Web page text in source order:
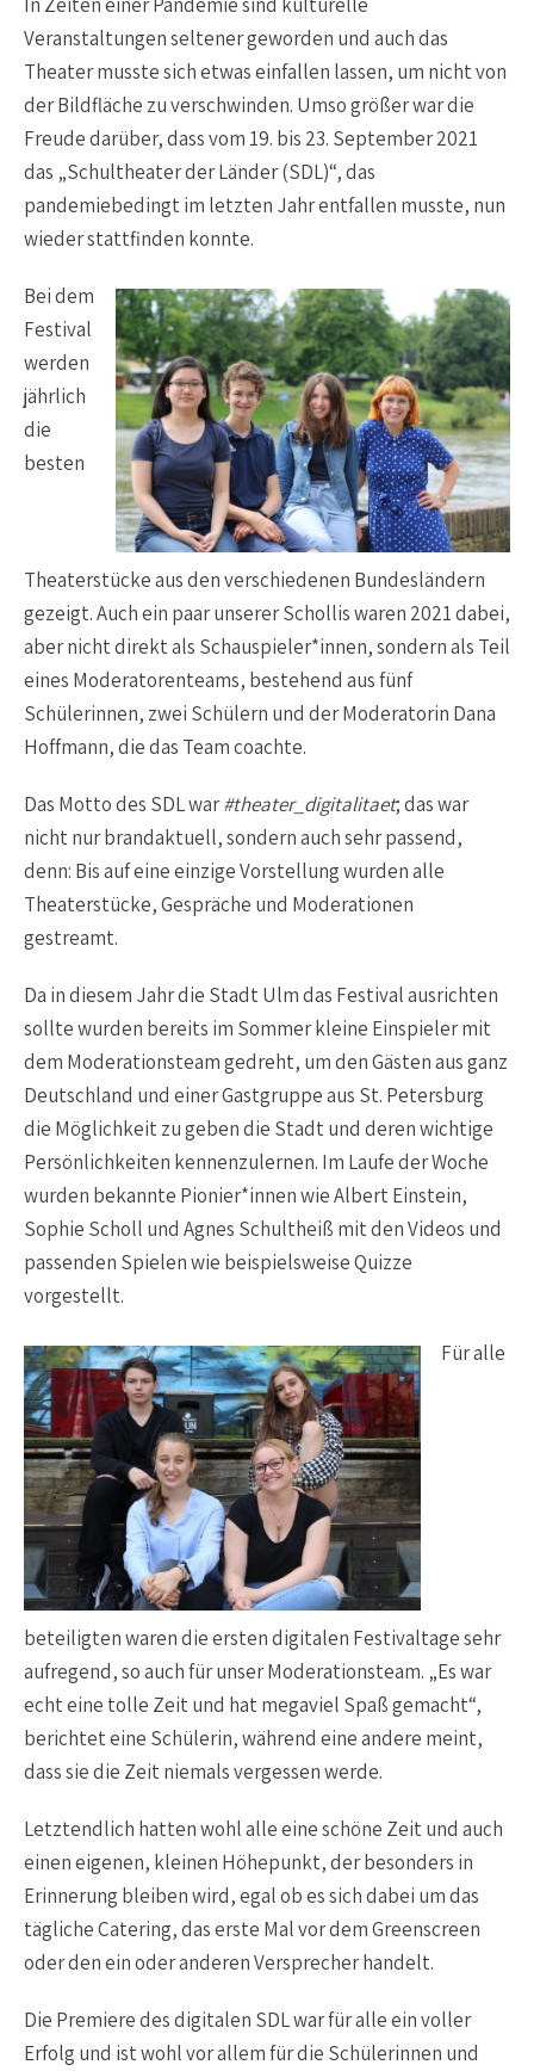
Veranstaltungen seltener geworden und auch das
Theater musste sich etwas einfallen lassen, um nicht von
der Bildfläche zu verschwinden. Umso größer war die
Freude darüber, dass vom 19. bis 23. September 2021
das „Schultheater der Länder (SDL)“, das
pandemiebedingt im letzten Jahr entfallen musste, nun
wieder stattfinden konnte.
Bei dem
Festival
werden
jährlich
die
besten
Theaterstücke aus den verschiedenen Bundesländern
gezeigt. Auch ein paar unserer Schollis waren 2021 dabei,
aber nicht direkt als Schauspieler*innen, sondern als Teil
eines Moderatorenteams, bestehend aus fünf
Schülerinnen, zwei Schülern und der Moderatorin Dana
Hoffmann, die das Team coachte.
Das Motto des SDL war#theater_digitalitaet; das war
nicht nur brandaktuell, sondern auch sehr passend,
denn: Bis auf eine einzige Vorstellung wurden alle
Theaterstücke, Gespräche und Moderationen
gestreamt.
Da in diesem Jahr die Stadt Ulm das Festival ausrichten
sollte wurden bereits im Sommer kleine Einspieler mit
dem Moderationsteam gedreht, um den Gästen aus ganz
Deutschland und einer Gastgruppe aus St. Petersburg
die Möglichkeit zu geben die Stadt und deren wichtige
Persönlichkeiten kennenzulernen. Im Laufe der Woche
wurden bekannte Pionier*innen wie Albert Einstein,
Sophie Scholl und Agnes Schultheiß mit den Videos und
passenden Spielen wie beispielsweise Quizze
vorgestellt.
Für alle
beteiligten waren die ersten digitalen Festivaltage sehr
aufregend, so auch für unser Moderationsteam. „Es war
echt eine tolle Zeit und hat megaviel Spaß gemacht“,
berichtet eine Schülerin, während eine andere meint,
dass sie die Zeit niemals vergessen werde.
Letztendlich hatten wohl alle eine schöne Zeit und auch
einen eigenen, kleinen Höhepunkt, der besonders in
Erinnerung bleiben wird, egal ob es sich dabei um das
tägliche Catering, das erste Mal vor dem Greenscreen
oder den ein oder anderen Versprecher handelt.
Die Premiere des digitalen SDL war für alle ein voller
Erfolg und ist wohl vor allem für die Schülerinnen und